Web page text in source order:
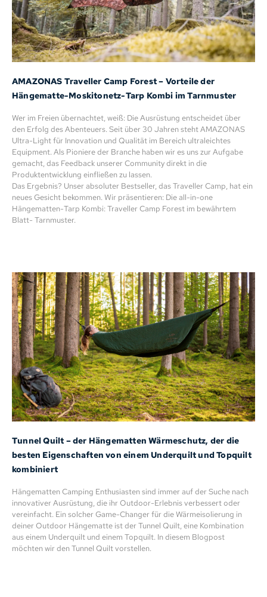
AMAZONAS Traveller Camp Forest – Vorteile der
Hängematte-Moskitonetz-Tarp Kombi im Tarnmuster
Wer im Freien übernachtet, weiß: Die Ausrüstung entscheidet über
den Erfolg des Abenteuers. Seit über 30 Jahren steht AMAZONAS
Ultra-Light für Innovation und Qualität im Bereich ultraleichtes
Equipment. Als Pioniere der Branche haben wir es uns zur Aufgabe
gemacht, das Feedback unserer Community direkt in die
Produktentwicklung einfließen zu lassen.
Das Ergebnis? Unser absoluter Bestseller, das Traveller Camp, hat ein
neues Gesicht bekommen. Wir präsentieren: Die all-in-one
Hängematten-Tarp Kombi: Traveller Camp Forest im bewährtem
Blatt- Tarnmuster.
Tunnel Quilt – der Hängematten Wärmeschutz, der die
besten Eigenschaften von einem Underquilt und Topquilt
kombiniert
Hängematten Camping Enthusiasten sind immer auf der Suche nach
innovativer Ausrüstung, die ihr Outdoor-Erlebnis verbessert oder
vereinfacht. Ein solcher Game-Changer für die Wärmeisolierung in
deiner Outdoor Hängematte ist der Tunnel Quilt, eine Kombination
aus einem Underquilt und einem Topquilt. In diesem Blogpost
möchten wir den Tunnel Quilt vorstellen.